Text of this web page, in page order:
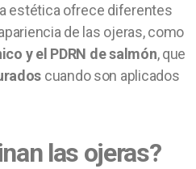
estética ofrece diferentes
de las ojeras, como
y el PDRN de salmón, que
cuando son aplicados
las ojeras?